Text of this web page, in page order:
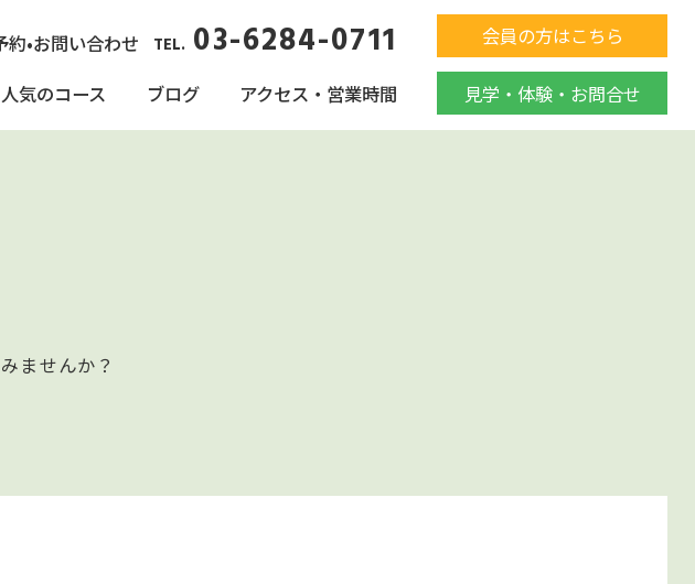
約•お問い合わせ TEL. 03-6284-0711 会員の方はこちら
人気のコース ブログ アクセス・営業時間 見学・体験・お問合せ
ませんか？